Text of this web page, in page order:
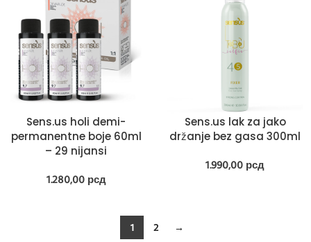
Sens.us holi demi-
permanentne boje 60ml
– 29 nijansi
1.280,00 рсд
Sens.us lak za jako
držanje bez gasa 300ml
1.990,00 рсд
1 2 →